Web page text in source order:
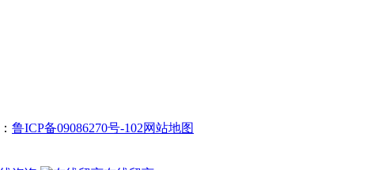
鲁ICP备09086270号-102网站地图